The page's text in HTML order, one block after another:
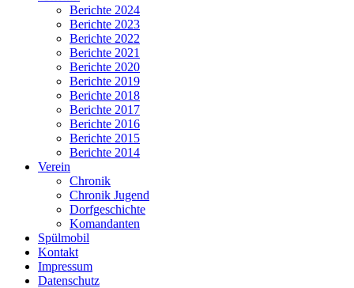
Berichte 2024
Berichte 2023
Berichte 2022
Berichte 2021
Berichte 2020
Berichte 2019
Berichte 2018
Berichte 2017
Berichte 2016
Berichte 2015
Berichte 2014
Verein
Chronik
Chronik Jugend
Dorfgeschichte
Komandanten
Spülmobil
Kontakt
Impressum
Datenschutz